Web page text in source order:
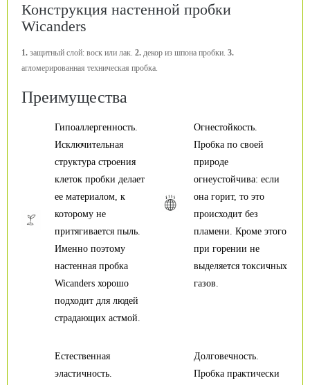
Конструкция настенной пробки
Wicanders
1. защитный слой: воск или лак. 2. декор из шпона пробки. 3.
агломерированная техническая пробка.
Преимущества
Гипоаллергенность.
Исключительная
структура строения
клеток пробки делает
ее материалом, к
которому не
притягивается пыль.
Именно поэтому
настенная пробка
Wicanders хорошо
подходит для людей
страдающих астмой.
Огнестойкость.
Пробка по своей
природе
огнеустойчива: если
она горит, то это
происходит без
пламени. Кроме этого
при горении не
выделяется токсичных
газов.
Долговечность.
Пробка практически
Естественная
эластичность.